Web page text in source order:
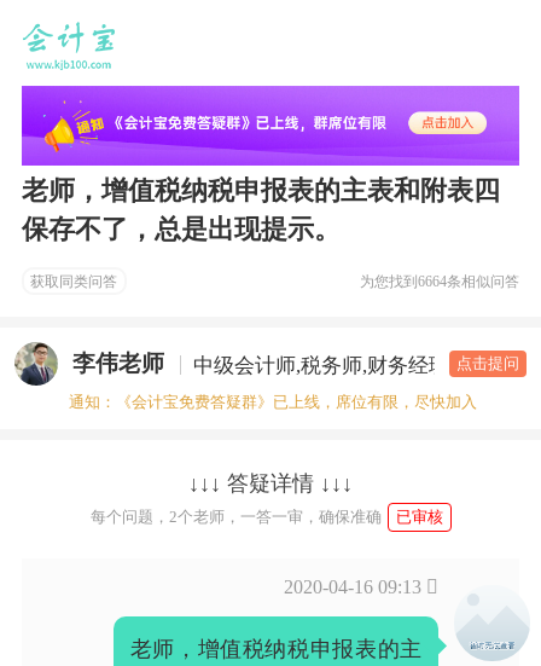
老师，增值税纳税申报表的主表和附表四
保存不了，总是出现提示。
获取同类问答 为您找到6664条相似问答
李伟老师 中级会计师,税务师,财务经理 答疑老
点击提问
通知：《会计宝免费答疑群》已上线，席位有限，尽快加入
↓↓↓ 答疑详情 ↓↓↓
每个问题，2个老师，一答一审，确保准确 已审核
2020-04-16 09:13 
老师，增值税纳税申报表的主